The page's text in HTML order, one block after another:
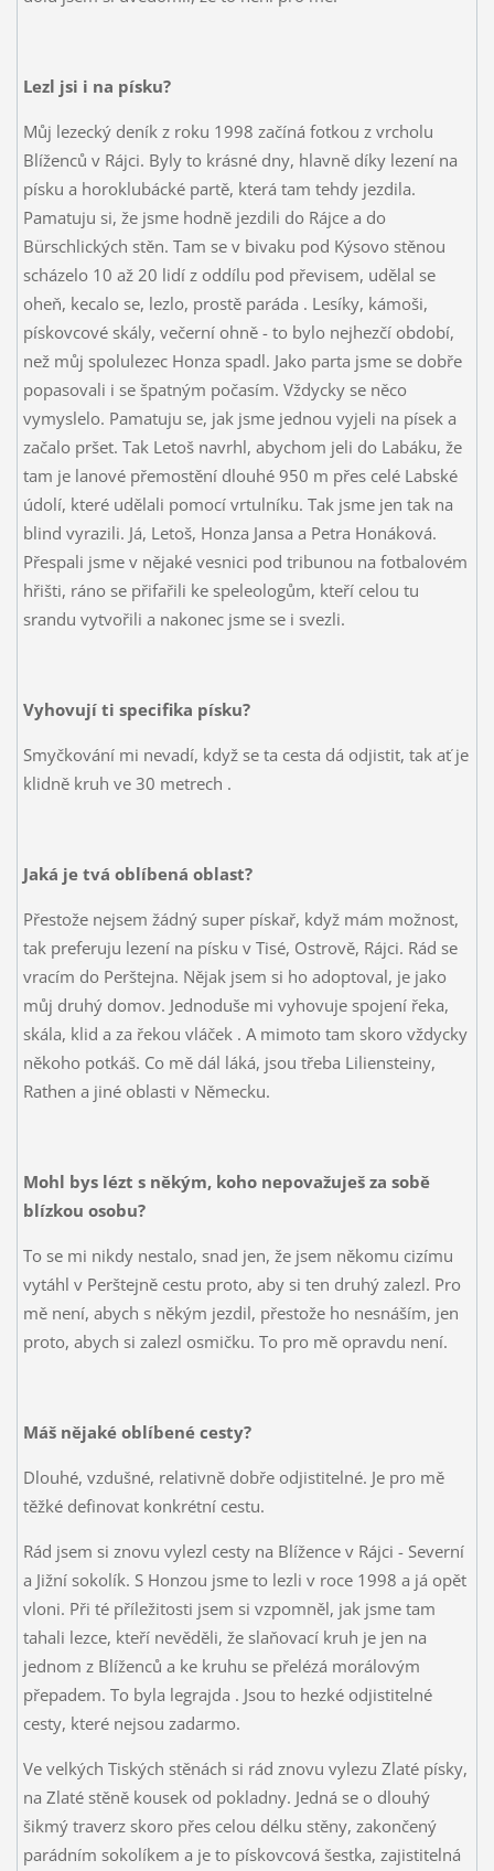
Lezl jsi i na písku?
Můj lezecký deník z roku 1998 začíná fotkou z vrcholu
Blíženců v Rájci. Byly to krásné dny, hlavně díky lezení na
písku a horoklubácké partě, která tam tehdy jezdila.
Pamatuju si, že jsme hodně jezdili do Rájce a do
Bürschlických stěn. Tam se v bivaku pod Kýsovo stěnou
scházelo 10 až 20 lidí z oddílu pod převisem, udělal se
oheň, kecalo se, lezlo, prostě paráda . Lesíky, kámoši,
pískovcové skály, večerní ohně - to bylo nejhezčí období,
než můj spolulezec Honza spadl. Jako parta jsme se dobře
popasovali i se špatným počasím. Vždycky se něco
vymyslelo. Pamatuju se, jak jsme jednou vyjeli na písek a
začalo pršet. Tak Letoš navrhl, abychom jeli do Labáku, že
tam je lanové přemostění dlouhé 950 m přes celé Labské
údolí, které udělali pomocí vrtulníku. Tak jsme jen tak na
blind vyrazili. Já, Letoš, Honza Jansa a Petra Honáková.
Přespali jsme v nějaké vesnici pod tribunou na fotbalovém
hřišti, ráno se přifařili ke speleologům, kteří celou tu
srandu vytvořili a nakonec jsme se i svezli.
Vyhovují ti specifika písku?
Smyčkování mi nevadí, když se ta cesta dá odjistit, tak ať je
klidně kruh ve 30 metrech .
Jaká je tvá oblíbená oblast?
Přestože nejsem žádný super pískař, když mám možnost,
tak preferuju lezení na písku v Tisé, Ostrově, Rájci. Rád se
vracím do Perštejna. Nějak jsem si ho adoptoval, je jako
můj druhý domov. Jednoduše mi vyhovuje spojení řeka,
skála, klid a za řekou vláček . A mimoto tam skoro vždycky
někoho potkáš. Co mě dál láká, jsou třeba Liliensteiny,
Rathen a jiné oblasti v Německu.
Mohl bys lézt s někým, koho nepovažuješ za sobě
blízkou osobu?
To se mi nikdy nestalo, snad jen, že jsem někomu cizímu
vytáhl v Perštejně cestu proto, aby si ten druhý zalezl. Pro
mě není, abych s někým jezdil, přestože ho nesnáším, jen
proto, abych si zalezl osmičku. To pro mě opravdu není.
Máš nějaké oblíbené cesty?
Dlouhé, vzdušné, relativně dobře odjistitelné. Je pro mě
těžké definovat konkrétní cestu.
Rád jsem si znovu vylezl cesty na Blížence v Rájci - Severní
a Jižní sokolík. S Honzou jsme to lezli v roce 1998 a já opět
vloni. Při té příležitosti jsem si vzpomněl, jak jsme tam
tahali lezce, kteří nevěděli, že slaňovací kruh je jen na
jednom z Blíženců a ke kruhu se přelézá morálovým
přepadem. To byla legrajda . Jsou to hezké odjistitelné
cesty, které nejsou zadarmo.
Ve velkých Tiských stěnách si rád znovu vylezu Zlaté písky,
na Zlaté stěně kousek od pokladny. Jedná se o dlouhý
šikmý traverz skoro přes celou délku stěny, zakončený
parádním sokolíkem a je to pískovcová šestka, zajistitelná